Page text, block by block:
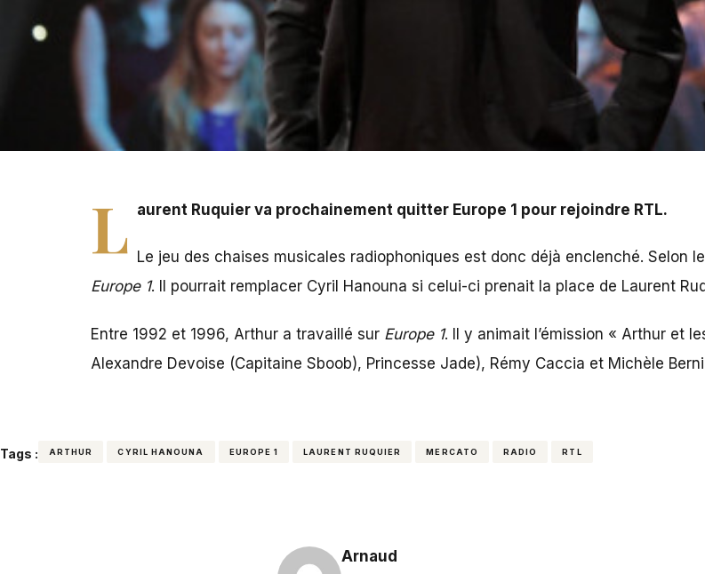
L aurent Ruquier va prochainement quitter Europe 1 pour rejoindre RTL.
Le jeu des chaises musicales radiophoniques est donc déjà enclenché. Selon
Europe 1. Il pourrait remplacer Cyril Hanouna si celui-ci prenait la place de Laurent
Entre 1992 et 1996, Arthur a travaillé sur Europe 1. Il y animait l’émission « Arthur et
Alexandre Devoise (Capitaine Sboob), Princesse Jade), Rémy Caccia et Michèle
Tags : ARTHUR CYRIL HANOUNA EUROPE 1 LAURENT RUQUIER MERCATO RADIO RTL
Arnaud